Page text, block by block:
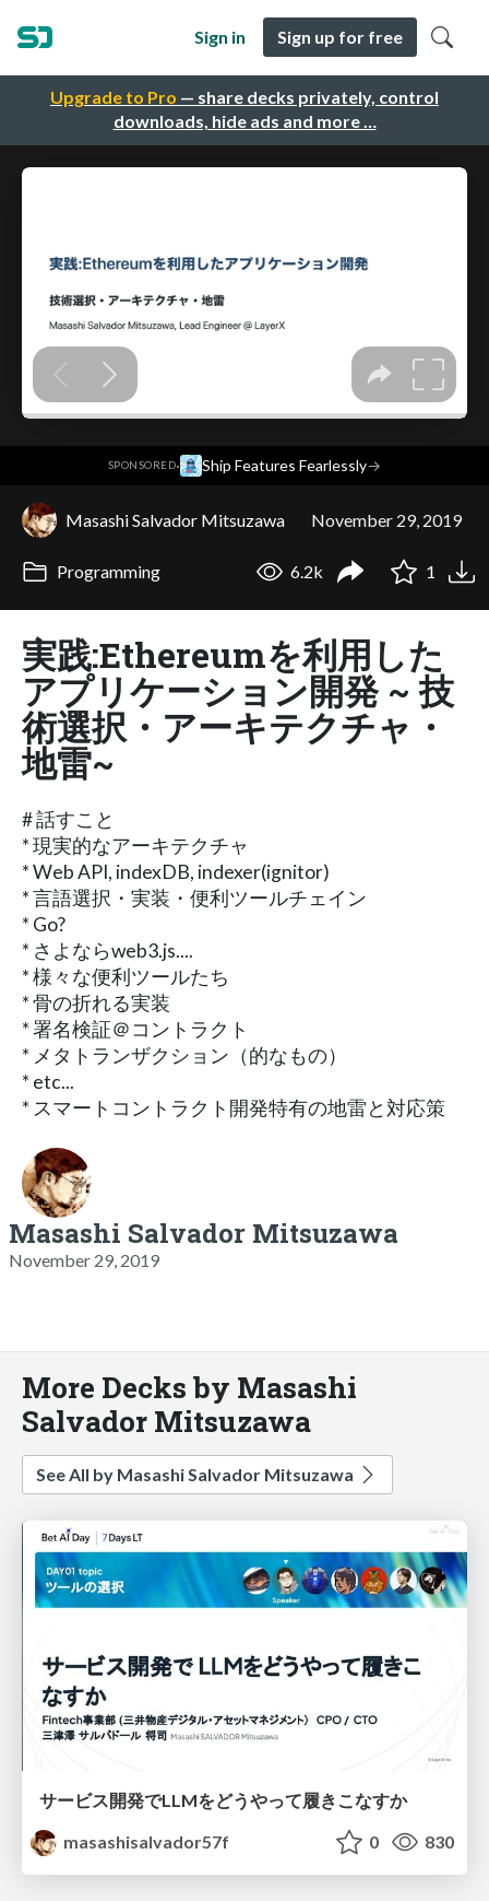
Upgrade to Pro — share decks privately, control
downloads, hide ads and more …
Sign in Sign up for free
SPONSORED· Ship Features Fearlessly→
Masashi Salvador Mitsuzawa November 29, 2019
Programming 6.2k 1
実践:Ethereumを利用した
アプリケーション開発 ~ 技
術選択・アーキテクチャ・
地雷~
# 話すこと
* 現実的なアーキテクチャ
* Web API, indexDB, indexer(ignitor)
* 言語選択・実装・便利ツールチェイン
* Go?
* さよならweb3.js....
* 様々な便利ツールたち
* 骨の折れる実装
* 署名検証＠コントラクト
* メタトランザクション（的なもの）
* etc...
* スマートコントラクト開発特有の地雷と対応策
Masashi Salvador Mitsuzawa
November 29, 2019
More Decks by Masashi
Salvador Mitsuzawa
See All by Masashi Salvador Mitsuzawa
サービス開発でLLMをどうやって履きこなすか
masashisalvador57f
0 830